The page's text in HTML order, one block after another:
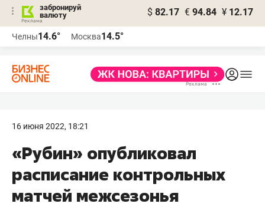
забронируй
валюту
$ 82.17 € 94.84 ¥ 12.17
Челны14.6° Москва14.5°
16 июня 2022, 18:21
«Рубин» опубликовал
расписание контрольных
матчей межсезонья